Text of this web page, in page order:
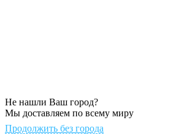
Не нашли Ваш город?
Мы доставляем по всему миру
Продолжить без города